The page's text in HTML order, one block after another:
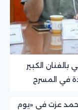
الكبير
في المسرح
عزت في «يوم